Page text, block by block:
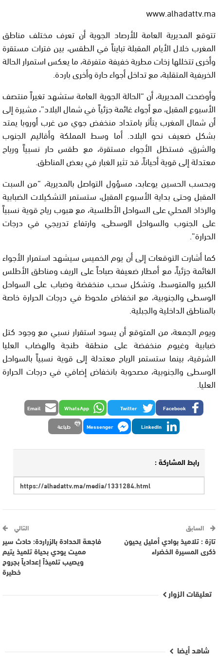
www.alhadattv.ma
تتوقع المديرية العامة للأرصاد الجوية أن تعرف مختلف مناطق
المغرب خلال الأيام المقبلة تبايناً في الطقس، بين فترات مستقرة
وأخرى تتخللها زخات مطرية خفيفة متفرقة، ما يعكس استمرار الحالة
الخريفية المتقلبة، مع تداخل أجواء حارة وأخرى باردة.
وأوضحت المديرية، أن “الحالة الجوية العامة ستشهد تغيراً منتصف
الأسبوع المقبل، مع أجواء غائمة جزئياً في شمال البلاد”، مشيرة إلى
أن شمال المغرب يتأثر بامتداد منخفض جوي من غرب أوروبا يمتد
بشكل ضعيف نحو البلاد. أما وسط المملكة وأقاليم الجنوب
والشرق، فستظل الأجواء مستقرة، مع طقس حار نسبياً ورياح
معتدلة إلى قوية أحياناً، قد تثير الغبار في بعض المناطق.
وبحسب الحسين يوعابد، مسؤول التواصل بالمديرية، “من السبت
المقبل وحتى بداية الأسبوع المقبل، ستستمر التشكيلات الضبابية
والرذاذ المحلي على السواحل الأطلسية، مع هبوب رياح قوية نسبياً
على الجنوب والسواحل الوسطى، وارتفاع تدريجي في درجات
الحرارة”.
كما أشارت التوقعات إلى أن يوم الخميس سيشهد استمرار الأجواء
الغائمة جزئياً، مع أمطار ضعيفة صباحاً على الريف ومناطق الأطلس
الكبير والمتوسط، وتشكل سحب منخفضة وضباب على السواحل
الوسطى والجنوبية، مع انخفاض ملحوظ في درجات الحرارة خاصة
بالمناطق الداخلية والجبلية.
ويوم الجمعة، من المتوقع أن يسود استقرار نسبي مع وجود كتل
ضبابية وغيوم منخفضة على منطقة طنجة والهضاب العليا
الشرقية، بينما ستستمر الرياح معتدلة إلى قوية نسبياً بالسواحل
الوسطى والجنوبية، مصحوبة بانخفاض إضافي في درجات الحرارة
العليا.
Facebook
Twitter
WhatsApp
Email
LinkedIn
Messenger طباعة
رابط المشاركة :
السابق
تازة : تلاميذ بوادي أمليل يحيون
ذكرى المسيرة الخضراء
التالي
فاجعة الحدادة بالزراردة: حادث سير
مميت يودي بحياة تلميذ يتيم
ويصيب تلميذاً إعدادياً بجروح
خطيرة
تعليقات الزوار
شاهد أيضا